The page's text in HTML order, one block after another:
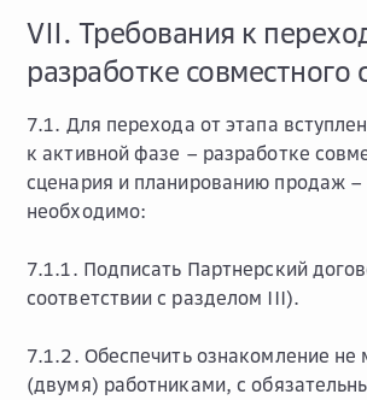
VII. Требования к
разработке совместного
7.1. Для перехода от этапа
к активной фазе – разработке
сценария и планированию продаж –
необходимо:
7.1.1. Подписать Партнерский
соответствии с разделом III).
7.1.2. Обеспечить ознакомление не
(двумя) работниками, с